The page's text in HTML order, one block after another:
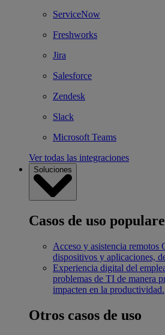
ServiceNow
Freshworks
Jira
Salesforce
Zendesk
Slack
Microsoft Teams
Ver todas las integraciones
Soluciones
Casos de uso
Acceso y asistencia remotos
dispositivos y aplicaciones,
Experiencia digital del
problemas de TI de manera
impacten en la productividad.
Otros casos de uso